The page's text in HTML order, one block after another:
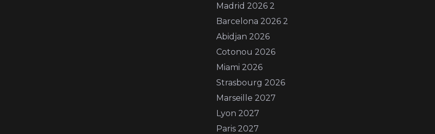
Madrid 2026 2
Barcelona 2026 2
Abidjan 2026
Cotonou 2026
Miami 2026
Strasbourg 2026
Marseille 2027
Lyon 2027
Paris 2027